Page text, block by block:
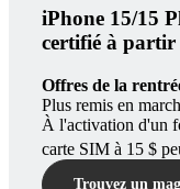
iPhone 15/15
certifié à partir
Offres de la
Plus remis en
À l'activation d'un
carte SIM à 15 $
Trouvez un